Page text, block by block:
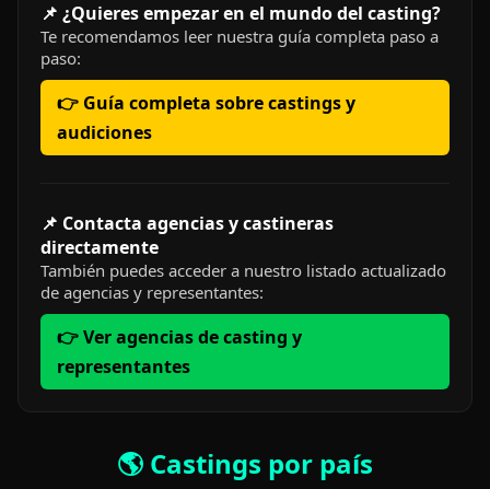
📌 ¿Quieres empezar en el mundo del casting?
Te recomendamos leer nuestra guía completa paso a
paso:
👉 Guía completa sobre castings y
audiciones
📌 Contacta agencias y castineras
directamente
También puedes acceder a nuestro listado actualizado
de agencias y representantes:
👉 Ver agencias de casting y
representantes
🌎 Castings por país